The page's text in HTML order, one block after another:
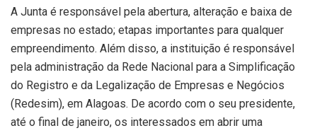
A Junta é responsável pela abertura, alteração e baixa de
empresas no estado; etapas importantes para qualquer
empreendimento. Além disso, a instituição é responsável
pela administração da Rede Nacional para a Simplificação
do Registro e da Legalização de Empresas e Negócios
(Redesim), em Alagoas. De acordo com o seu presidente,
até o final de janeiro, os interessados em abrir uma